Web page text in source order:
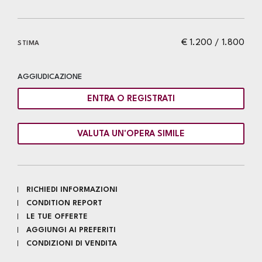
€ 1.200 / 1.800
STIMA
AGGIUDICAZIONE
ENTRA O REGISTRATI
VALUTA UN'OPERA SIMILE
RICHIEDI INFORMAZIONI
CONDITION REPORT
LE TUE OFFERTE
AGGIUNGI AI PREFERITI
CONDIZIONI DI VENDITA